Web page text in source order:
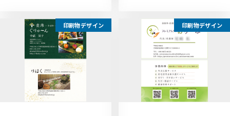
印刷物デザイン 印刷物デザイン